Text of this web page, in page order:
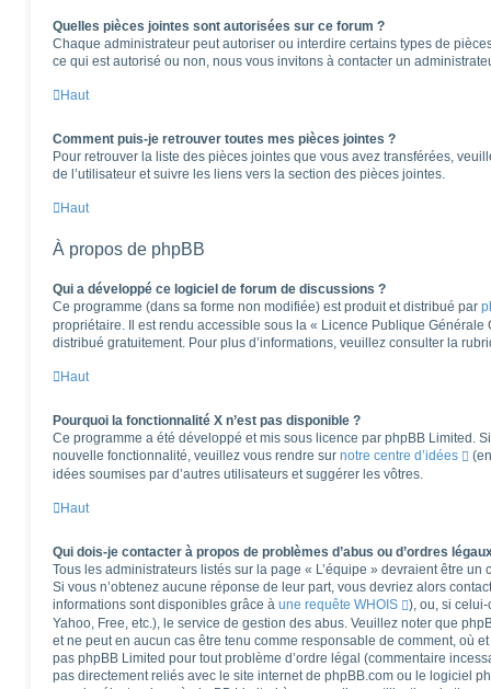
Quelles pièces jointes sont autorisées sur ce forum ?
Chaque administrateur peut autoriser ou interdire certains types de
ce qui est autorisé ou non, nous vous invitons à contacter un
Haut
Comment puis-je retrouver toutes mes pièces jointes ?
Pour retrouver la liste des pièces jointes que vous avez transférées,
de l’utilisateur et suivre les liens vers la section des pièces jointes.
Haut
À propos de phpBB
Qui a développé ce logiciel de forum de discussions ?
Ce programme (dans sa forme non modifiée) est produit et distribué par
propriétaire. Il est rendu accessible sous la « Licence Publique Générale
distribué gratuitement. Pour plus d’informations, veuillez consulter la
Haut
Pourquoi la fonctionnalité X n’est pas disponible ?
Ce programme a été développé et mis sous licence par phpBB Limited.
nouvelle fonctionnalité, veuillez vous rendre sur notre centre d’idées
idées soumises par d’autres utilisateurs et suggérer les vôtres.
Haut
Qui dois-je contacter à propos de problèmes d’abus ou d’ordres
Tous les administrateurs listés sur la page « L’équipe » devraient être
Si vous n’obtenez aucune réponse de leur part, vous devriez alors
informations sont disponibles grâce à une requête WHOIS
), ou, si
Yahoo, Free, etc.), le service de gestion des abus. Veuillez noter que
et ne peut en aucun cas être tenu comme responsable de comment, où
pas phpBB Limited pour tout problème d’ordre légal (commentaire
pas directement reliés avec le site internet de phpBB.com ou le logiciel